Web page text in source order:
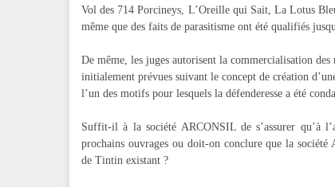
Vol des 714 Porcineys, L’Oreille qui Sait, La Lotus
même que des faits de parasitisme ont été qualifiés
De même, les juges autorisent la commercialisation
initialement prévues suivant le concept de création
l’un des motifs pour lesquels la défenderesse a été
Suffit-il à la société ARCONSIL de s’assurer qu’à
prochains ouvrages ou doit-on conclure que la
de Tintin existant ?